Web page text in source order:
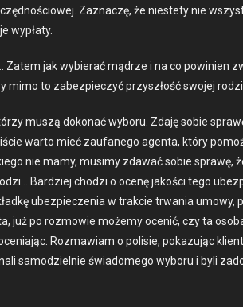
Zaz­naczę, że nieste­ty nie
wypłaty.
Zatem jak wybier­ać mądrze i na co powinien
mimo to zabez­pieczyć przyszłość swo­jej
muszą dokon­ać wyboru. Zda­ję sobie
warto mieć zau­fanego agen­ta, który
nie mamy, musimy zdawać sobie sprawę,
Bardziej chodzi o ocenę jakoś­ci tego
ubez­pieczenia w trak­cie trwa­nia umowy,
już po roz­mowie może­my ocenić, czy ta
Roz­maw­iam o polisie, pokazu­jąc
samodziel­nie świadomego wyboru i byli